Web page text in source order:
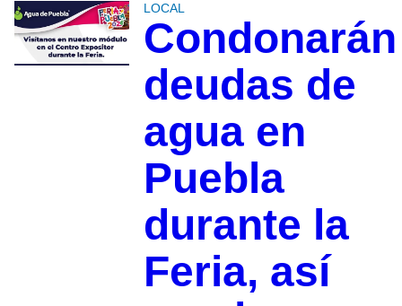
LOCAL
Condonarán
deudas de
agua en
Puebla
durante la
Feria, así